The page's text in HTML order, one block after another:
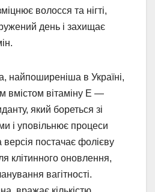
волосся та нігті,
день і захищає
найпоширеніша в Україні,
вмістом вітаміну Е —
який бореться зі
і уповільнює процеси
версія постачає фолієву
клітинного оновлення,
вагітності.